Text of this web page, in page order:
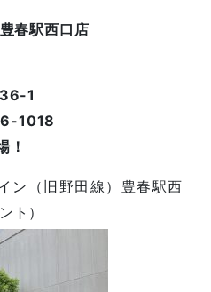
春駅西口店
1
1018
！
ン（旧野田線）豊春駅西
ト）